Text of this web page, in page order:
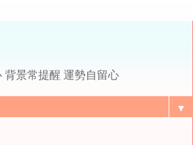
景常提醒 運勢自留心
▼